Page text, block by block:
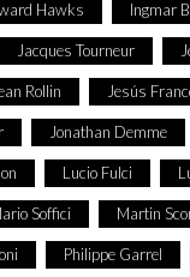
Hawks Ingmar
Jacques Tourneur
Rollin Jesús
Jonathan Demme
Lucio Fulci
Soffici Martin
Philippe Garrel